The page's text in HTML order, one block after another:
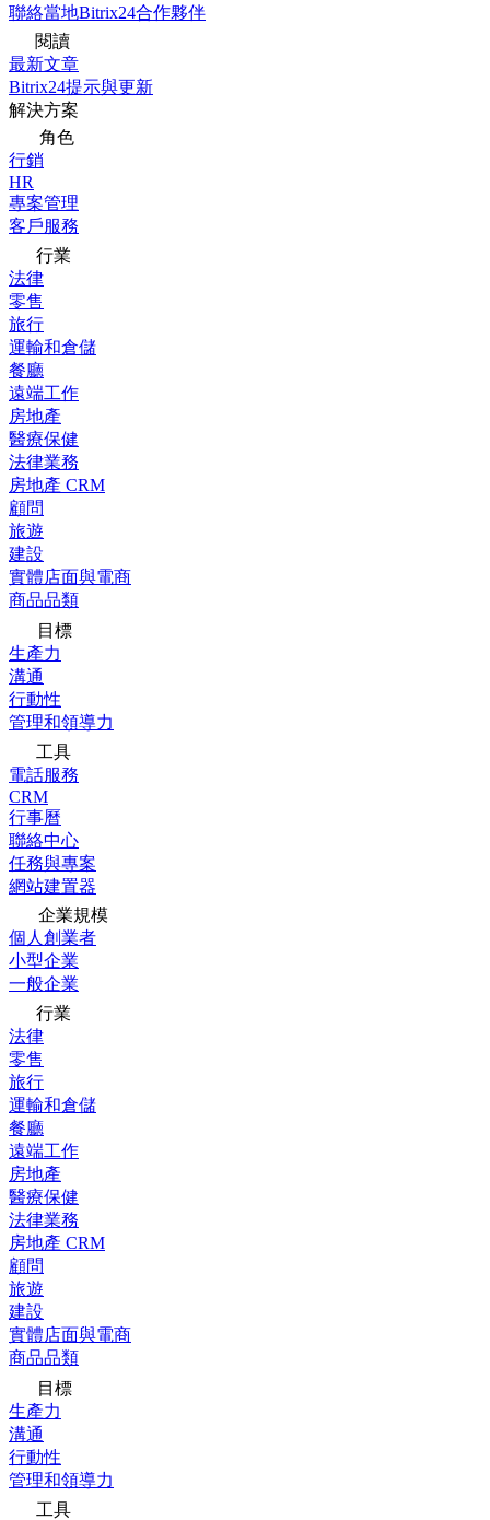
聯絡當地Bitrix24合作夥伴
閱讀
最新文章
Bitrix24提示與更新
解決方案
角色
行銷
HR
專案管理
客戶服務
行業
法律
零售
旅行
運輸和倉儲
餐廳
遠端工作
房地產
醫療保健
法律業務
房地產 CRM
顧問
旅遊
建設
實體店面與電商
商品品類
目標
生產力
溝通
行動性
管理和領導力
工具
電話服務
CRM
行事曆
聯絡中心
任務與專案
網站建置器
企業規模
個人創業者
小型企業
一般企業
行業
法律
零售
旅行
運輸和倉儲
餐廳
遠端工作
房地產
醫療保健
法律業務
房地產 CRM
顧問
旅遊
建設
實體店面與電商
商品品類
目標
生產力
溝通
行動性
管理和領導力
工具